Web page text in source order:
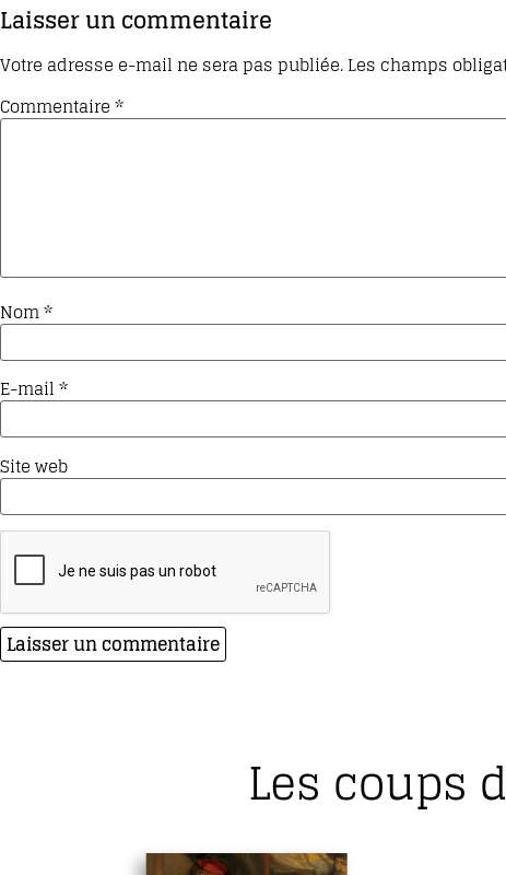
Laisser un commentaire
Votre adresse e-mail ne sera pas publiée.Les champs
Commentaire*
Nom*
E-mail*
Site web
Les coups